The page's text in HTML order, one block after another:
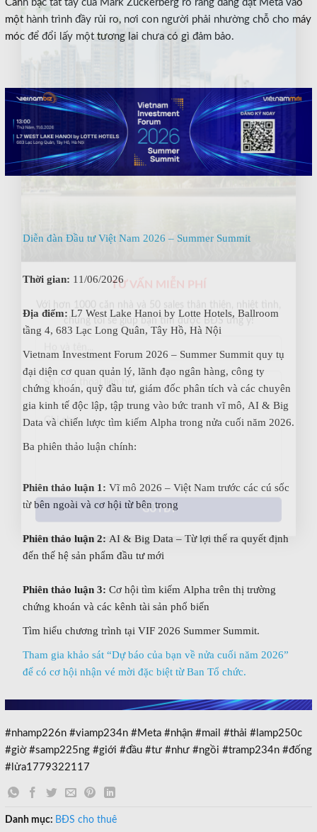
TƯ VẤN MIỄN PHÍ
Với hơn 1000 căn nhà và 50 sales thân thiện, nhiệt tình,
×
Canh bạc tất tay của Mark Zuckerberg rõ ràng đang đặt Meta vào
một hành trình đầy rủi ro, nơi con người phải nhường chỗ cho máy
móc để đổi lấy một tương lai chưa có gì đảm bảo.
Diễn đàn Đầu tư Việt Nam 2026 – Summer Summit
Thời gian: 11/06/2026
Địa điểm:L7 West Lake Hanoi by Lotte Hotels, Ballroom
tầng 4, 683 Lạc Long Quân, Tây Hồ, Hà Nội
Vietnam Investment Forum 2026 – Summer Summit quy tụ
đại diện cơ quan quản lý, lãnh đạo ngân hàng, công ty
chứng khoán, quỹ đầu tư, giám đốc phân tích và các chuyên
gia kinh tế độc lập, tập trung vào bức tranh vĩ mô, AI & Big
Data và chiến lược tìm kiếm Alpha trong nửa cuối năm 2026.
Ba phiên thảo luận chính:
Phiên thảo luận 1: Vĩ mô 2026 – Việt Nam trước các cú sốc
từ bên ngoài và cơ hội từ bên trong
Phiên thảo luận 2: AI & Big Data – Từ lợi thế ra quyết định
đến thế hệ sản phẩm đầu tư mới
Phiên thảo luận 3: Cơ hội tìm kiếm Alpha trên thị trường
chứng khoán và các kênh tài sản phổ biến
Tìm hiểu chương trình tại VIF 2026 Summer Summit.
Tham gia khảo sát “Dự báo của bạn về nửa cuối năm 2026”
để có cơ hội nhận vé mời đặc biệt từ Ban Tổ chức.
#nhamp226n #viamp234n #Meta #nhận #mail #thải #lamp250c
#giờ #samp225ng #giới #đầu #tư #như #ngồi #tramp234n #đống
#lửa1779322117
Danh mục: BĐS cho thuê